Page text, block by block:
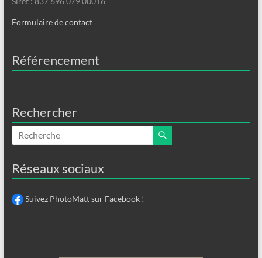
Formulaire de contact
Référencement
Rechercher
Réseaux sociaux
Suivez PhotoMatt sur Facebook !